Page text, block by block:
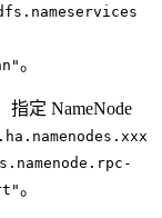
。
指定 NameNode
。